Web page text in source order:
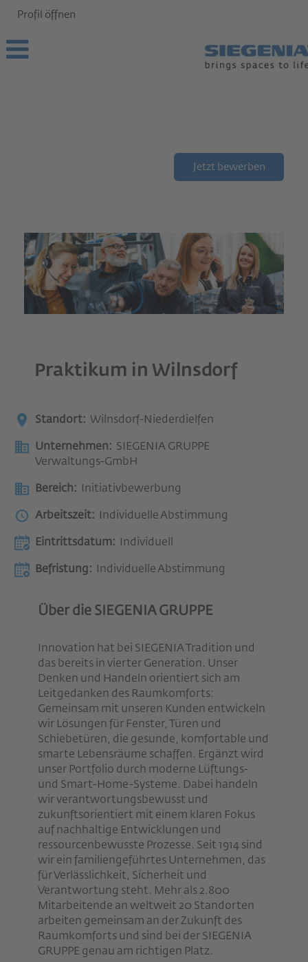
Profil öffnen
Jetzt bewerben
Praktikum in Wilnsdorf
Standort: Wilnsdorf-Niederdielfen
Unternehmen: SIEGENIA GRUPPE
Verwaltungs-GmbH
Bereich: Initiativbewerbung
Arbeitszeit: Individuelle Abstimmung
Eintrittsdatum: Individuell
Befristung: Individuelle Abstimmung
Über die SIEGENIA GRUPPE
Innovation hat bei SIEGENIA Tradition und
das bereits in vierter Generation. Unser
Denken und Handeln orientiert sich am
Leitgedanken des Raumkomforts:
Gemeinsam mit unseren Kunden entwickeln
wir Lösungen für Fenster, Türen und
Schiebetüren, die gesunde, komfortable und
smarte Lebensräume schaffen. Ergänzt wird
unser Portfolio durch moderne Lüftungs-
und Smart-Home-Systeme. Dabei handeln
wir verantwortungsbewusst und
zukunftsorientiert mit einem klaren Fokus
auf nachhaltige Entwicklungen und
ressourcenbewusste Prozesse. Seit 1914 sind
wir ein familiengeführtes Unternehmen, das
für Verlässlichkeit, Sicherheit und
Verantwortung steht. Mehr als 2.800
Mitarbeitende an weltweit 20 Standorten
arbeiten gemeinsam an der Zukunft des
Raumkomforts und sind bei der SIEGENIA
GRUPPE genau am richtigen Platz.